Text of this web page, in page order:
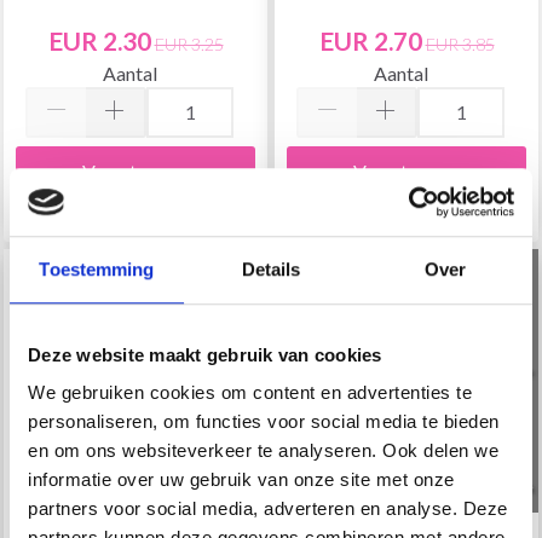
Toestemming Details Over
Deze website maakt gebruik van cookies
We gebruiken cookies om content en advertenties te
personaliseren, om functies voor social media te bieden
en om ons websiteverkeer te analyseren. Ook delen we
informatie over uw gebruik van onze site met onze
partners voor social media, adverteren en analyse. Deze
EUR 2.30EUR 3.25
Aantal
Voeg toe aan
EUR 2.70EUR 3.85
Aantal
Voeg toe aan
winkelwagen
29% korting 29% korting